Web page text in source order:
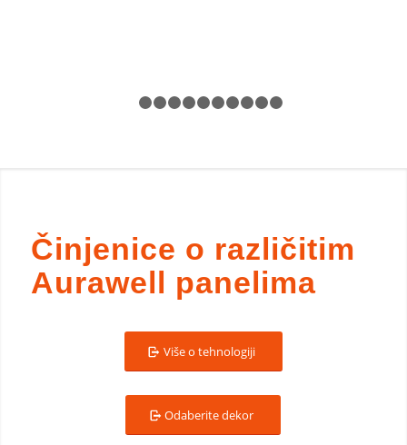
1 2 3 4 5
Činjenice o različitim
Aurawell panelima
Više o tehnologiji
Odaberite dekor